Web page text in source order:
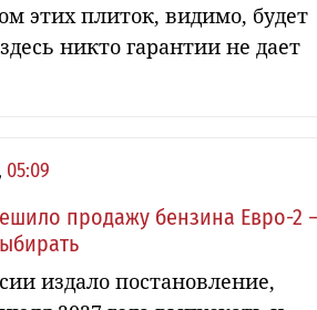
этих плиток, видимо, будет
никто гарантии не дает
05:09
продажу бензина Евро-2 −
издало постановление,